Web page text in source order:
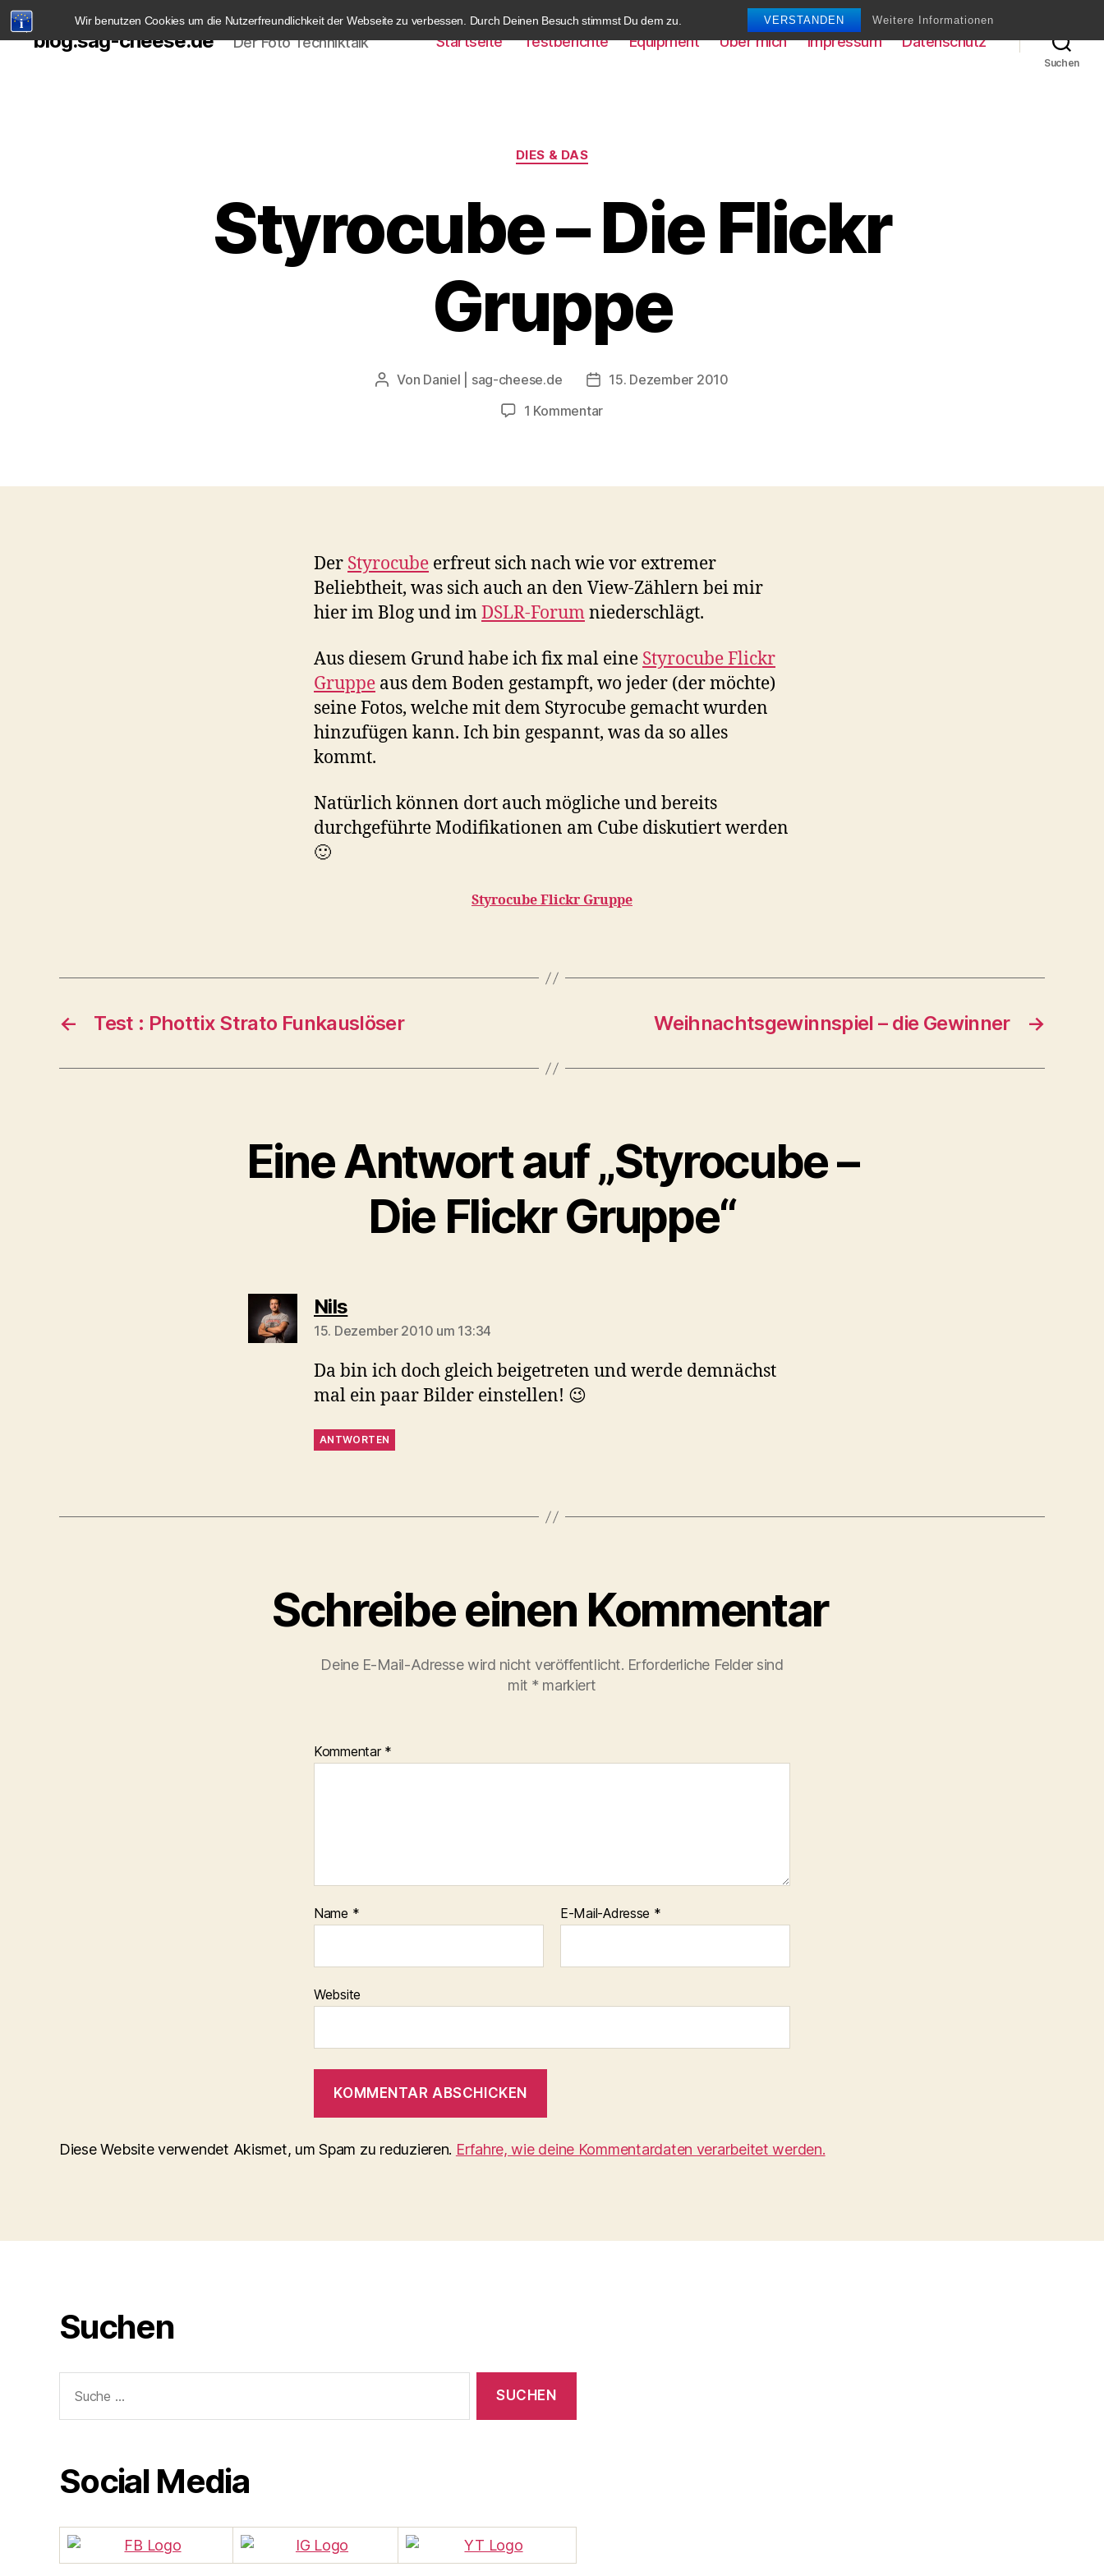
Wir benutzen Cookies um die Nutzerfreundlichkeit der Webseite zu verbessen. Durch Deinen Besuch stimmst Du dem zu. VERSTANDEN Weitere Informationen
blog.sag-cheese.de Der Foto Techniktalk Startseite Testberichte Equipment Über mich Impressum Datenschutz
Suchen
Kategorien
DIES & DAS
Styrocube – Die Flickr
Gruppe
Beitragsautor
Von Daniel | sag-cheese.de Beitragsdatum
15. Dezember 2010
1 Kommentarzu
Flickr
Der Styrocube erfreut sich nach wie vor extremer
Beliebtheit, was sich auch an den View-Zählern bei mir
hier im Blog und imDSLR-Forumniederschlägt.
Aus diesem Grund habe ich fix mal eine Styrocube Flickr
Gruppe aus dem Boden gestampft, wo jeder (der möchte)
seine Fotos, welche mit dem Styrocube gemacht wurden
hinzufügen kann. Ich bin gespannt, was da so alles
kommt.
Natürlich können dort auch mögliche und bereits
durchgeführte Modifikationen am Cube diskutiert werden
🙂
Styrocube Flickr Gruppe
← Test : Phottix Strato Funkauslöser →
Weihnachtsgewinnspiel – die Gewinner
Eine Antwort auf „Styrocube –
Die Flickr Gruppe“
Nilssagt:
15. Dezember 2010 um 13:34
Da bin ich doch gleich beigetreten und werde demnächst
mal ein paar Bilder einstellen! 😉
ANTWORTEN
Schreibe einen Kommentar
Deine E-Mail-Adresse wird nicht veröffentlicht. Erforderliche Felder sind
mit * markiert
Kommentar *
Name * E-Mail-Adresse *
Website
Diese Website verwendet Akismet, um Spam zu reduzieren. Erfahre, wie deine Kommentardaten verarbeitet werden.
Suchen
nach:
Social Media